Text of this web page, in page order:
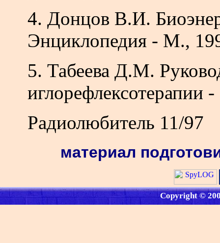
4. Донцов В.И.
Энциклопедия - М.,
5. Табеева Д.М.
Радиолюбитель 11/97
материал
Copyright ©